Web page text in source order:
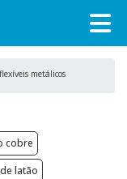
metálicos
cobre
latão